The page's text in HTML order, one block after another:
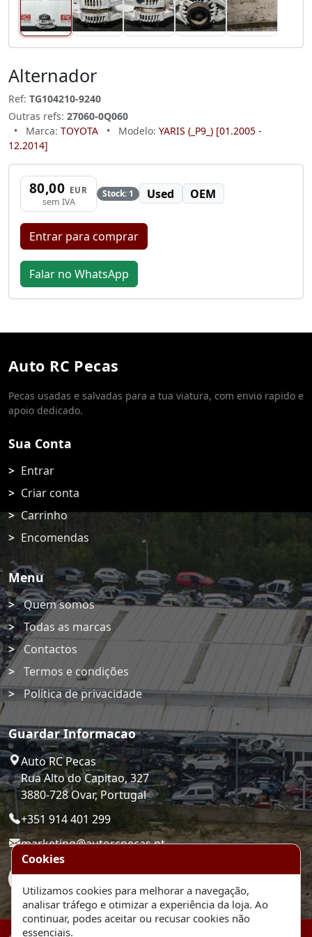
Alternador
Ref: TG104210-9240
Outras refs: 27060-0Q060
•
Marca: TOYOTA • Modelo: YARIS (_P9_) [01.2005 -
12.2014]
80,00 EUR
sem IVA
Stock: 1 Used OEM
Entrar para comprar
Falar no WhatsApp
Auto RC Pecas
Pecas usadas e salvadas para a tua viatura, com envio rapido e
apoio dedicado.
Sua Conta
Entrar
Criar conta
Carrinho
Encomendas
Menu
Quem somos
Todas as marcas
Contactos
Termos e condições
Política de privacidade
Guardar Informacao
Auto RC Pecas
Rua Alto do Capitao, 327
3880-728 Ovar, Portugal
+351 914 401 299
marketing@autorcpecas.pt
Cookies
Utilizamos cookies para melhorar a navegação,
analisar tráfego e otimizar a experiência da loja. Ao
continuar, podes aceitar ou recusar cookies não
essenciais.